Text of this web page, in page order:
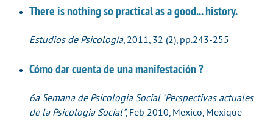
There is nothing so practical as a good... history.
Estudios de Psicología, 2011, 32 (2), pp.243-255
Cómo dar cuenta de una manifestación ?
6a Semana de Psicologia Social "Perspectivas actuales
de la Psicologia Social", Feb 2010, Mexico, Mexique